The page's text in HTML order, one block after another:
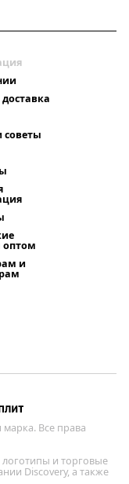
советы
оптом
и
Все права
логотипы и торговые
Discovery, а также